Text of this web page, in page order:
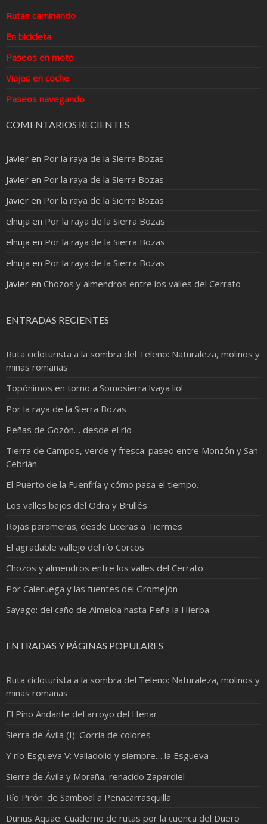
Rutas caminando
En bicicleta
Paseos en moto
Viajes en coche
Paseos navegando
COMENTARIOS RECIENTES
Javier en Por la raya de la Sierra Bozas
Javier en Por la raya de la Sierra Bozas
Javier en Por la raya de la Sierra Bozas
elnuja en Por la raya de la Sierra Bozas
elnuja en Por la raya de la Sierra Bozas
elnuja en Por la raya de la Sierra Bozas
Javier en Chozos y almendros entre los valles del Cerrato
ENTRADAS RECIENTES
Ruta cicloturista a la sombra del Teleno: Naturaleza, molinos y
minas romanas
Topónimos en torno a Somosierra !vaya lio!
Por la raya de la Sierra Bozas
Peñas de Gozón… desde el río
Tierra de Campos, verde y fresca: paseo entre Monzón y San
Cebrián
El Puerto de la Fuenfría y cómo pasa el tiempo.
Los valles bajos del Odra y Brullés
Rojas parameras; desde Liceras a Tiermes
El agradable vallejo del río Corcos
Chozos y almendros entre los valles del Cerrato
Por Caleruega y las fuentes del Gromejón
Sayago: del caño de Almeida hasta Peña la Hierba
ENTRADAS Y PÁGINAS POPULARES
Ruta cicloturista a la sombra del Teleno: Naturaleza, molinos y
minas romanas
El Pino Andante del arroyo del Henar
Sierra de Ávila (I): Gorría de colores
Y río Esgueva V: Valladolid y siempre… la Esgueva
Sierra de Ávila y Moraña, renacido Zapardiel
Río Pirón: de Samboal a Peñacarrasquilla
Durius Aquae: Cuaderno de rutas por la cuenca del Duero